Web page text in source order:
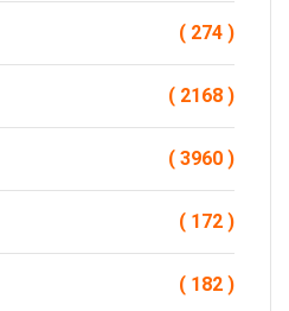
( 274 )
( 2168 )
( 3960 )
( 172 )
( 182 )